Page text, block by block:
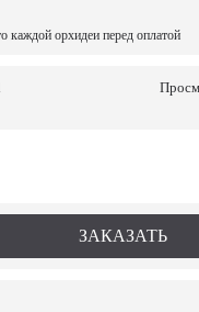
каждой орхидеи перед оплатой
ЗАКАЗАТЬ